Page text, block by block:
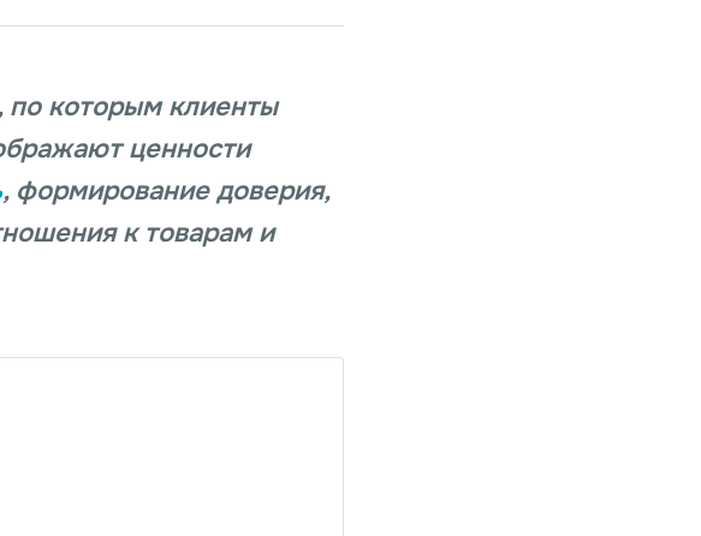
по которым клиенты
ценности
, формирование доверия,
к товарам и